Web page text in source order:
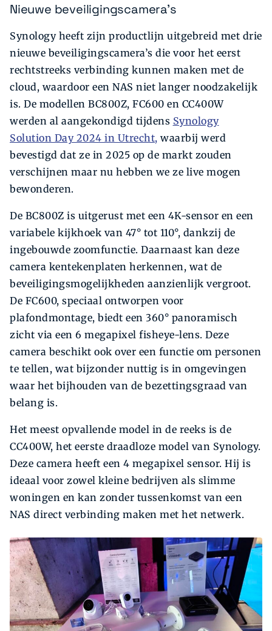
Nieuwe beveiligingscamera's
Synology heeft zijn productlijn uitgebreid met drie
nieuwe beveiligingscamera’s die voor het eerst
rechtstreeks verbinding kunnen maken met de
cloud, waardoor een NAS niet langer noodzakelijk
is. De modellen BC800Z, FC600 en CC400W
werden al aangekondigd tijdens Synology
Solution Day 2024 in Utrecht, waarbij werd
bevestigd dat ze in 2025 op de markt zouden
verschijnen maar nu hebben we ze live mogen
bewonderen.
De BC800Z is uitgerust met een 4K-sensor en een
variabele kijkhoek van 47° tot 110°, dankzij de
ingebouwde zoomfunctie. Daarnaast kan deze
camera kentekenplaten herkennen, wat de
beveiligingsmogelijkheden aanzienlijk vergroot.
De FC600, speciaal ontworpen voor
plafondmontage, biedt een 360° panoramisch
zicht via een 6 megapixel fisheye-lens. Deze
camera beschikt ook over een functie om personen
te tellen, wat bijzonder nuttig is in omgevingen
waar het bijhouden van de bezettingsgraad van
belang is.
Het meest opvallende model in de reeks is de
CC400W, het eerste draadloze model van Synology.
Deze camera heeft een 4 megapixel sensor. Hij is
ideaal voor zowel kleine bedrijven als slimme
woningen en kan zonder tussenkomst van een
NAS direct verbinding maken met het netwerk.